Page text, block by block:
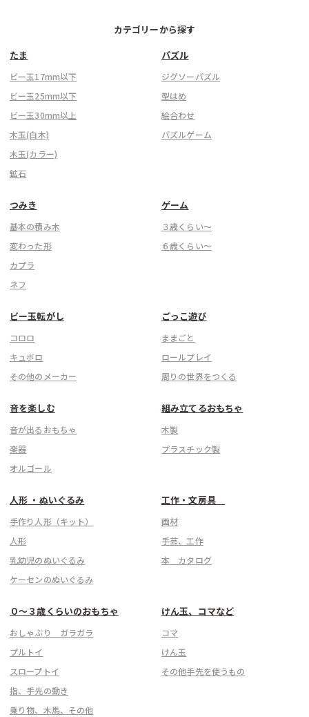
カテゴリーから探す
たま
ビー玉17mm以下
ビー玉25mm以下
ビー玉30mm以上
木玉(白木)
木玉(カラー)
鉱石
パズル
ジグソーパズル
型はめ
絵合わせ
パズルゲーム
つみき
基本の積み木
変わった形
カプラ
ネフ
ゲーム
３歳くらい〜
６歳くらい〜
ビー玉転がし
コロロ
キュボロ
その他のメーカー
ごっこ遊び
ままごと
ロールプレイ
周りの世界をつくる
音を楽しむ
音が出るおもちゃ
楽器
オルゴール
組み立てるおもちゃ
木製
プラスチック製
人形 ・ぬいぐるみ
手作り人形（キット）
人形
乳幼児のぬいぐるみ
ケーセンのぬいぐるみ
工作・文房具
画材
手芸、工作
本 カタログ
０〜３歳くらいのおもちゃ
おしゃぶり ガラガラ
プルトイ
スロープトイ
指、手先の動き
乗り物、木馬、その他
けん玉、コマなど
コマ
けん玉
その他手先を使うもの